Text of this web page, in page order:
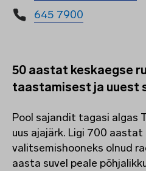
645 7900
50 aastat keskaegse
taastamisest ja uuest
Pool sajandit tagasi algas
uus ajajärk. Ligi 700 aastat
valitsemishooneks olnud
aasta suvel peale